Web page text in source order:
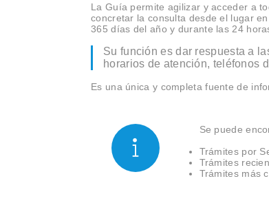
La Guía permite agilizar y acceder a
concretar la consulta desde el lugar
365 días del año y durante las 24
Su función es dar respuesta a
horarios de atención, teléfonos
Es una única y completa fuente de
Se puede
Trámites por
Trámites
Trámites más